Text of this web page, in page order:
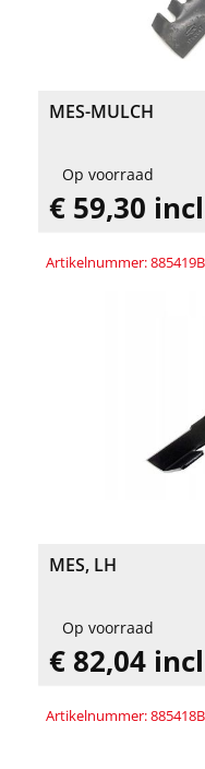
MES-MULCH
Op voorraad
€ 59,30
Artikelnummer:
MES, LH
Op voorraad
€ 82,04
Artikelnummer: